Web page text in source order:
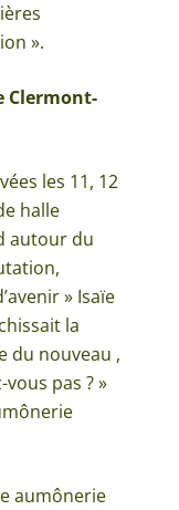
».
Clermont-
les 11, 12
halle
autour du
» Isaïe
la
du nouveau ,
pas ? »
aumônerie